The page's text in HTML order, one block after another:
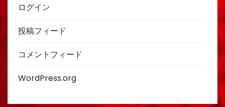
ログイン
投稿フィード
コメントフィード
WordPress.org